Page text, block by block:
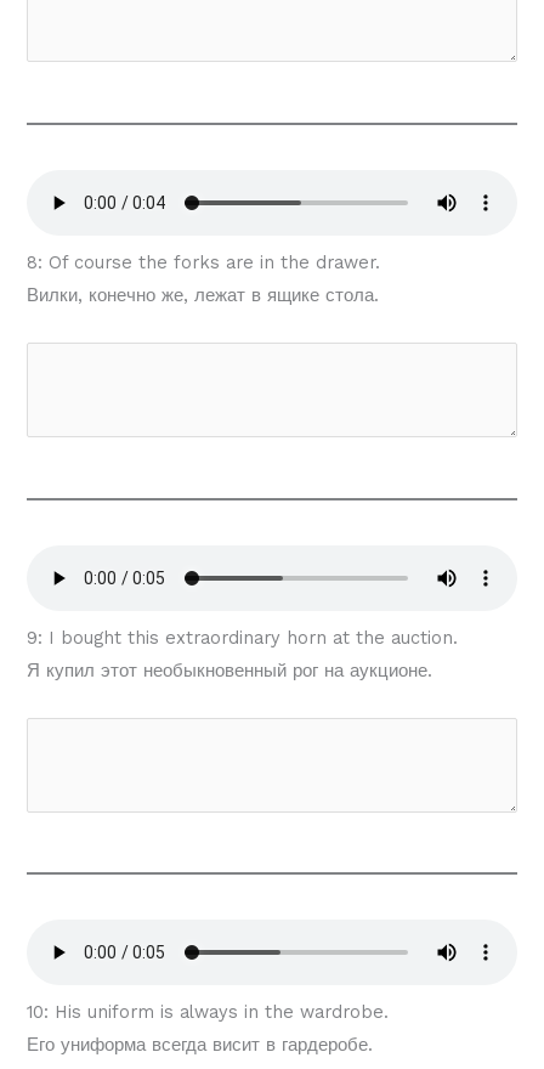
8: Of course the forks are in the drawer.
Вилки, конечно же, лежат в ящике стола.
9: I bought this extraordinary horn at the auction.
Я купил этот необыкновенный рог на аукционе.
10: His uniform is always in the wardrobe.
Его униформа всегда висит в гардеробе.